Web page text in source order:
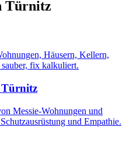
Türnitz
Häusern, Kellern,
fix kalkuliert.
Türnitz
Messie-Wohnungen und
und Empathie.